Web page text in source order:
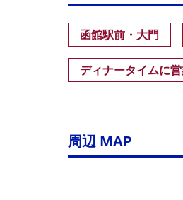
函館駅前・大門
ディナータイムに
周辺 MAP